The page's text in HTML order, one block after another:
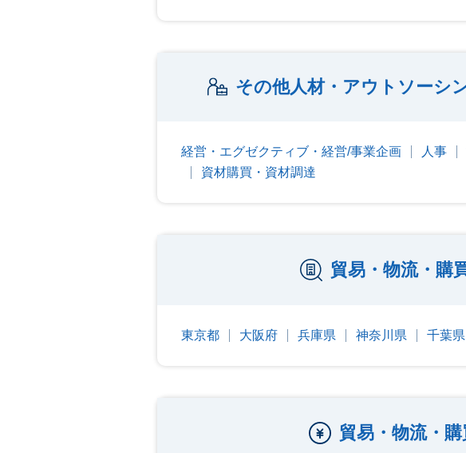
その他人材・アウトソーシ
経営・エグゼクティブ・経営/事業企画 人事
資材購買・資材調達
貿易・物流・購
東京都 大阪府 兵庫県 神奈川県 千葉県
貿易・物流・